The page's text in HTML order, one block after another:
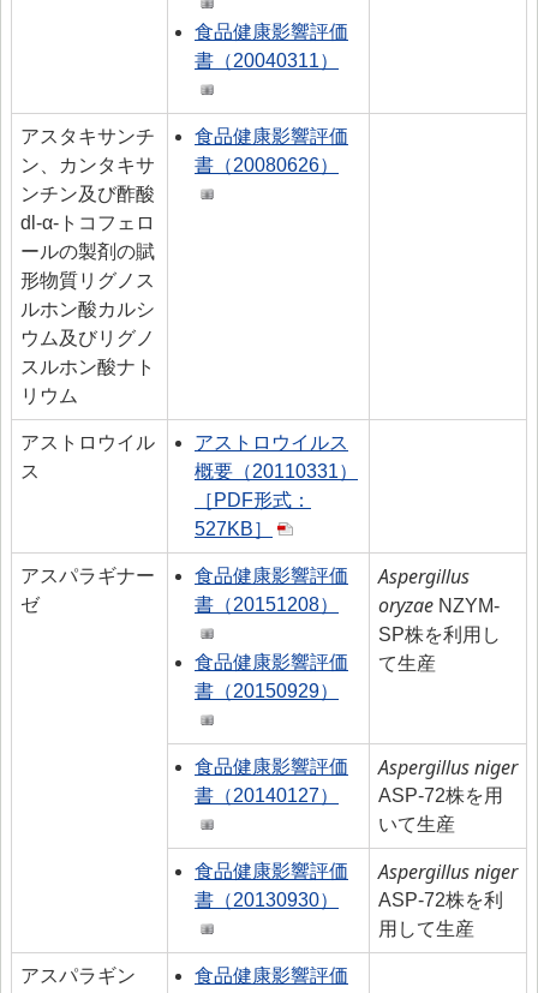
食品健康影響評価
書（20040311）
アスタキサンチ
ン、カンタキサ
ンチン及び酢酸
dl-α-トコフェロ
ールの製剤の賦
形物質リグノス
ルホン酸カルシ
ウム及びリグノ
スルホン酸ナト
リウム
食品健康影響評価
書（20080626）
アストロウイル
ス
アストロウイルス
概要（20110331）
［PDF形式：
527KB］
アスパラギナー
ゼ
食品健康影響評価
書（20151208）
食品健康影響評価
書（20150929）
Aspergillus
oryzae NZYM-
SP株を利用し
て生産
食品健康影響評価
書（20140127）
Aspergillus niger
ASP-72株を用
いて生産
食品健康影響評価
書（20130930）
Aspergillus niger
ASP-72株を利
用して生産
アスパラギン
食品健康影響評価